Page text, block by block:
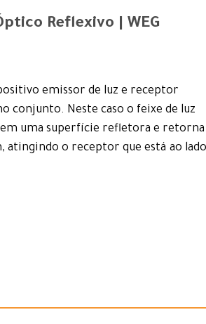
Reflexivo | WEG
emissor de luz e receptor
conjunto. Neste caso o feixe de luz
uma superfície refletora e retorna
atingindo o receptor que está ao lado